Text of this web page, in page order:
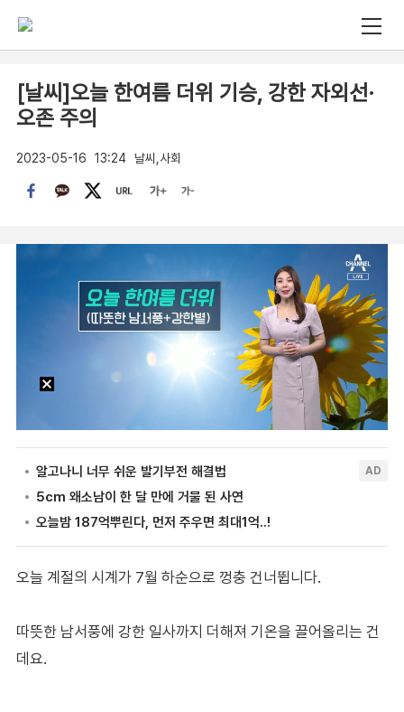
[날씨]오늘 한여름 더위 기승, 강한 자외선·
오존 주의
2023-05-16 13:24 날씨,사회
오늘 계절의 시계가 7월 하순으로 껑충 건너뜁니다.
따뜻한 남서풍에 강한 일사까지 더해져 기온을 끌어올리는 건
데요.